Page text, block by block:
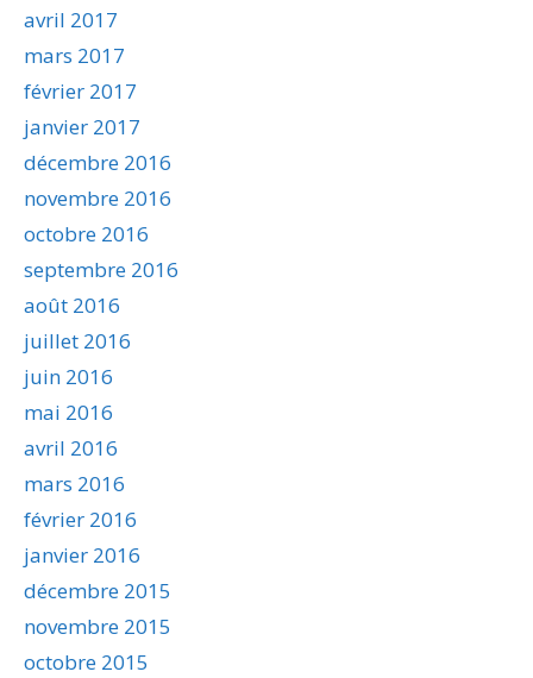
avril 2017
mars 2017
février 2017
janvier 2017
décembre 2016
novembre 2016
octobre 2016
septembre 2016
août 2016
juillet 2016
juin 2016
mai 2016
avril 2016
mars 2016
février 2016
janvier 2016
décembre 2015
novembre 2015
octobre 2015